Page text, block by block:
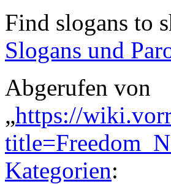
Find slogans to
Slogans und
Abgerufen von
„https://
Kategorien: